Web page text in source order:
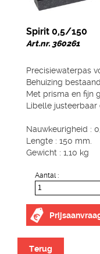
Spirit 0,5/150
Art.nr. 360261
Precisiewaterpas
Behuizing
Met prisma en fijn
Libelle
Nauwkeurigheid :
Lengte : 150 mm.
Gewicht : 1,10 kg
Aantal :
Terug